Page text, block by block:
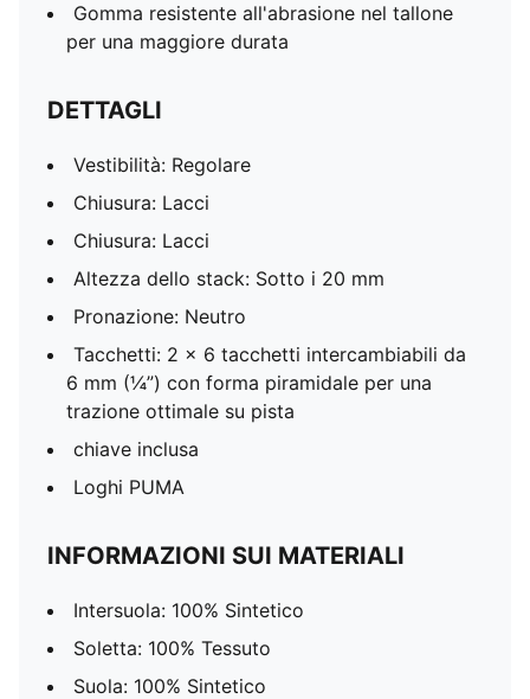
Gomma resistente all'abrasione nel tallone
per una maggiore durata
DETTAGLI
Vestibilità: Regolare
Chiusura: Lacci
Chiusura: Lacci
Altezza dello stack: Sotto i 20 mm
Pronazione: Neutro
Tacchetti: 2 x 6 tacchetti intercambiabili da
6 mm (¼”) con forma piramidale per una
trazione ottimale su pista
chiave inclusa
Loghi PUMA
INFORMAZIONI SUI MATERIALI
Intersuola: 100% Sintetico
Soletta: 100% Tessuto
Suola: 100% Sintetico